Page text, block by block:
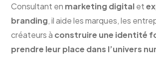
Consultant en marketing digitalet
branding, il aide les marques, les
créateurs à construire une identité
prendre leur place dans l’univers